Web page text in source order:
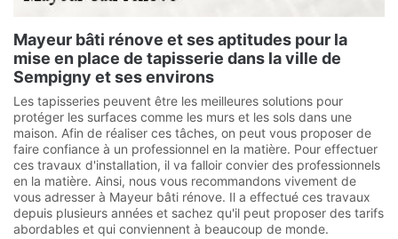
Mayeur bâti rénove et ses aptitudes pour la
mise en place de tapisserie dans la ville de
Sempigny et ses environs
Les tapisseries peuvent être les meilleures solutions pour
protéger les surfaces comme les murs et les sols dans une
maison. Afin de réaliser ces tâches, on peut vous proposer de
faire confiance à un professionnel en la matière. Pour effectuer
ces travaux d'installation, il va falloir convier des professionnels
en la matière. Ainsi, nous vous recommandons vivement de
vous adresser à Mayeur bâti rénove. Il a effectué ces travaux
depuis plusieurs années et sachez qu'il peut proposer des tarifs
abordables et qui conviennent à beaucoup de monde.